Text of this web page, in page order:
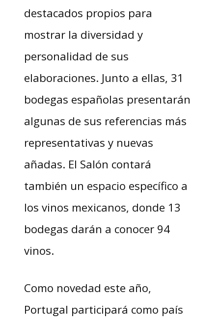
destacados propios para
mostrar la diversidad y
personalidad de sus
elaboraciones. Junto a ellas, 31
bodegas españolas presentarán
algunas de sus referencias más
representativas y nuevas
añadas. El Salón contará
también un espacio específico a
los vinos mexicanos, donde 13
bodegas darán a conocer 94
vinos.
Como novedad este año,
Portugal participará como país